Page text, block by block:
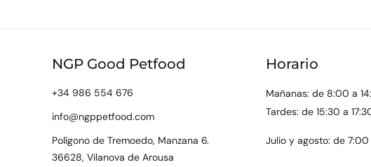
NGP Good Petfood
+34 986 554 676
info@ngppetfood.com
Polígono de Tremoedo, Manzana 6.
36628, Vilanova de Arousa
Horario
Mañanas: de 8:00 a
Tardes: de 15:30 a
Julio y agosto: de 7:00